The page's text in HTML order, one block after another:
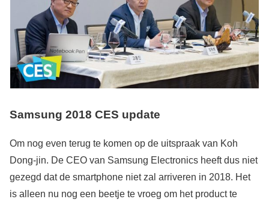
Samsung 2018 CES update
Om nog even terug te komen op de uitspraak van Koh
Dong-jin. De CEO van Samsung Electronics heeft dus niet
gezegd dat de smartphone niet zal arriveren in 2018. Het
is alleen nu nog een beetje te vroeg om het product te